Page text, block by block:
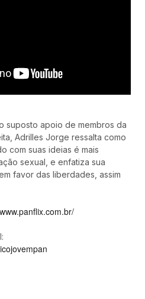
suposto apoio de membros da
Adrilles Jorge ressalta como
com suas ideias é mais
sexual, e enfatiza sua
favor das liberdades, assim